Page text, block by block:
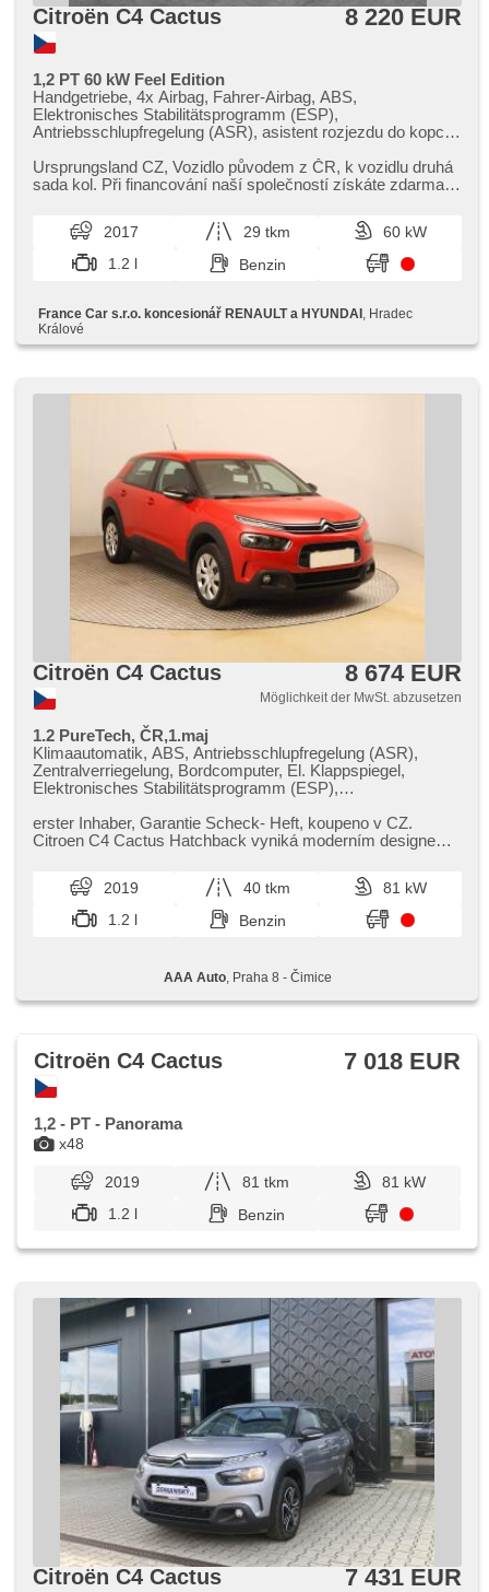
Citroën C4 Cactus 8 220 EUR
1,2 PT 60 kW Feel Edition
Handgetriebe, 4x Airbag, Fahrer-Airbag, ABS,
Elektronisches Stabilitätsprogramm (ESP),
Antriebsschlupfregelung (ASR), asistent rozjezdu do kopce
Leuchten, Alufelgen, Bordcomputer, digitální přístrojový štít,
parkovací senzory zadní, Parkassistent,
Vorderscheiben, Dachträger, El. Spiegel, starten per Taste,
Zentralverriegelung mit Funkfernbedienung,
Zentralverriegelung, isofix, höheneinstellbare Fahrersitz,
Positionssitze, Reifendrucksensor, Nebelscheinwerfer,
Getönte Scheiben, Ausziehbare Kopflehnen, malý kožený
paket
Ursprungsland CZ,​ Vozidlo původem z ČR,​ k vozidlu druhá
sada kol. Při financování naší společností získáte zdarma k
2017 29 tkm
60 kW
1.2 l
Benzin
France Car s.r.o. koncesionář RENAULT a HYUNDAI , Hradec
Králové
Citroën C4 Cactus 8 674 EUR
Möglichkeit der MwSt. abzusetzen
1.2 PureTech, ČR,1.maj
Klimaautomatik, ABS, Antriebsschlupfregelung (ASR),
Zentralverriegelung, Bordcomputer, El. Klappspiegel,
Elektronisches Stabilitätsprogramm (ESP),
Taste, Anhängerkupplung, Reifendrucksensor, USB, 6x
Airbag, Uhr Spur, Parkassistent, Servolenkung, El.
erster Inhaber,​ Garantie Scheck​- Heft,​ koupeno v CZ.
Citroen C4 Cactus Hatchback vyniká moderním designem
2019 40 tkm
81 kW
1.2 l
Benzin
AAA Auto, Praha 8 - Čimice
x48
Citroën C4 Cactus 7 018 EUR
1,2 - PT - Panorama
2019 81 tkm
81 kW
1.2 l
Benzin
Citroën C4 Cactus 7 431 EUR